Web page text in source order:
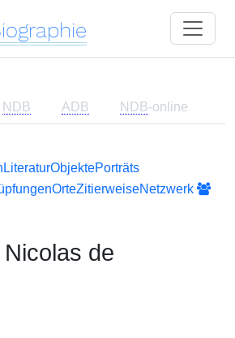
NDB ADB NDB-online
LiteraturObjektePorträts
OrteZitierweiseNetzwerk
de